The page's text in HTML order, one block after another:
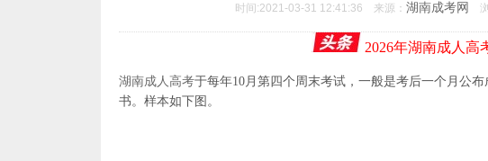
时间:2021-03-31 12:41:36 来源： 湖南成考网
2026年湖南成人高
湖南成人高考于每年10月第四个周末考试，一般是考后一个月公
书。样本如下图。